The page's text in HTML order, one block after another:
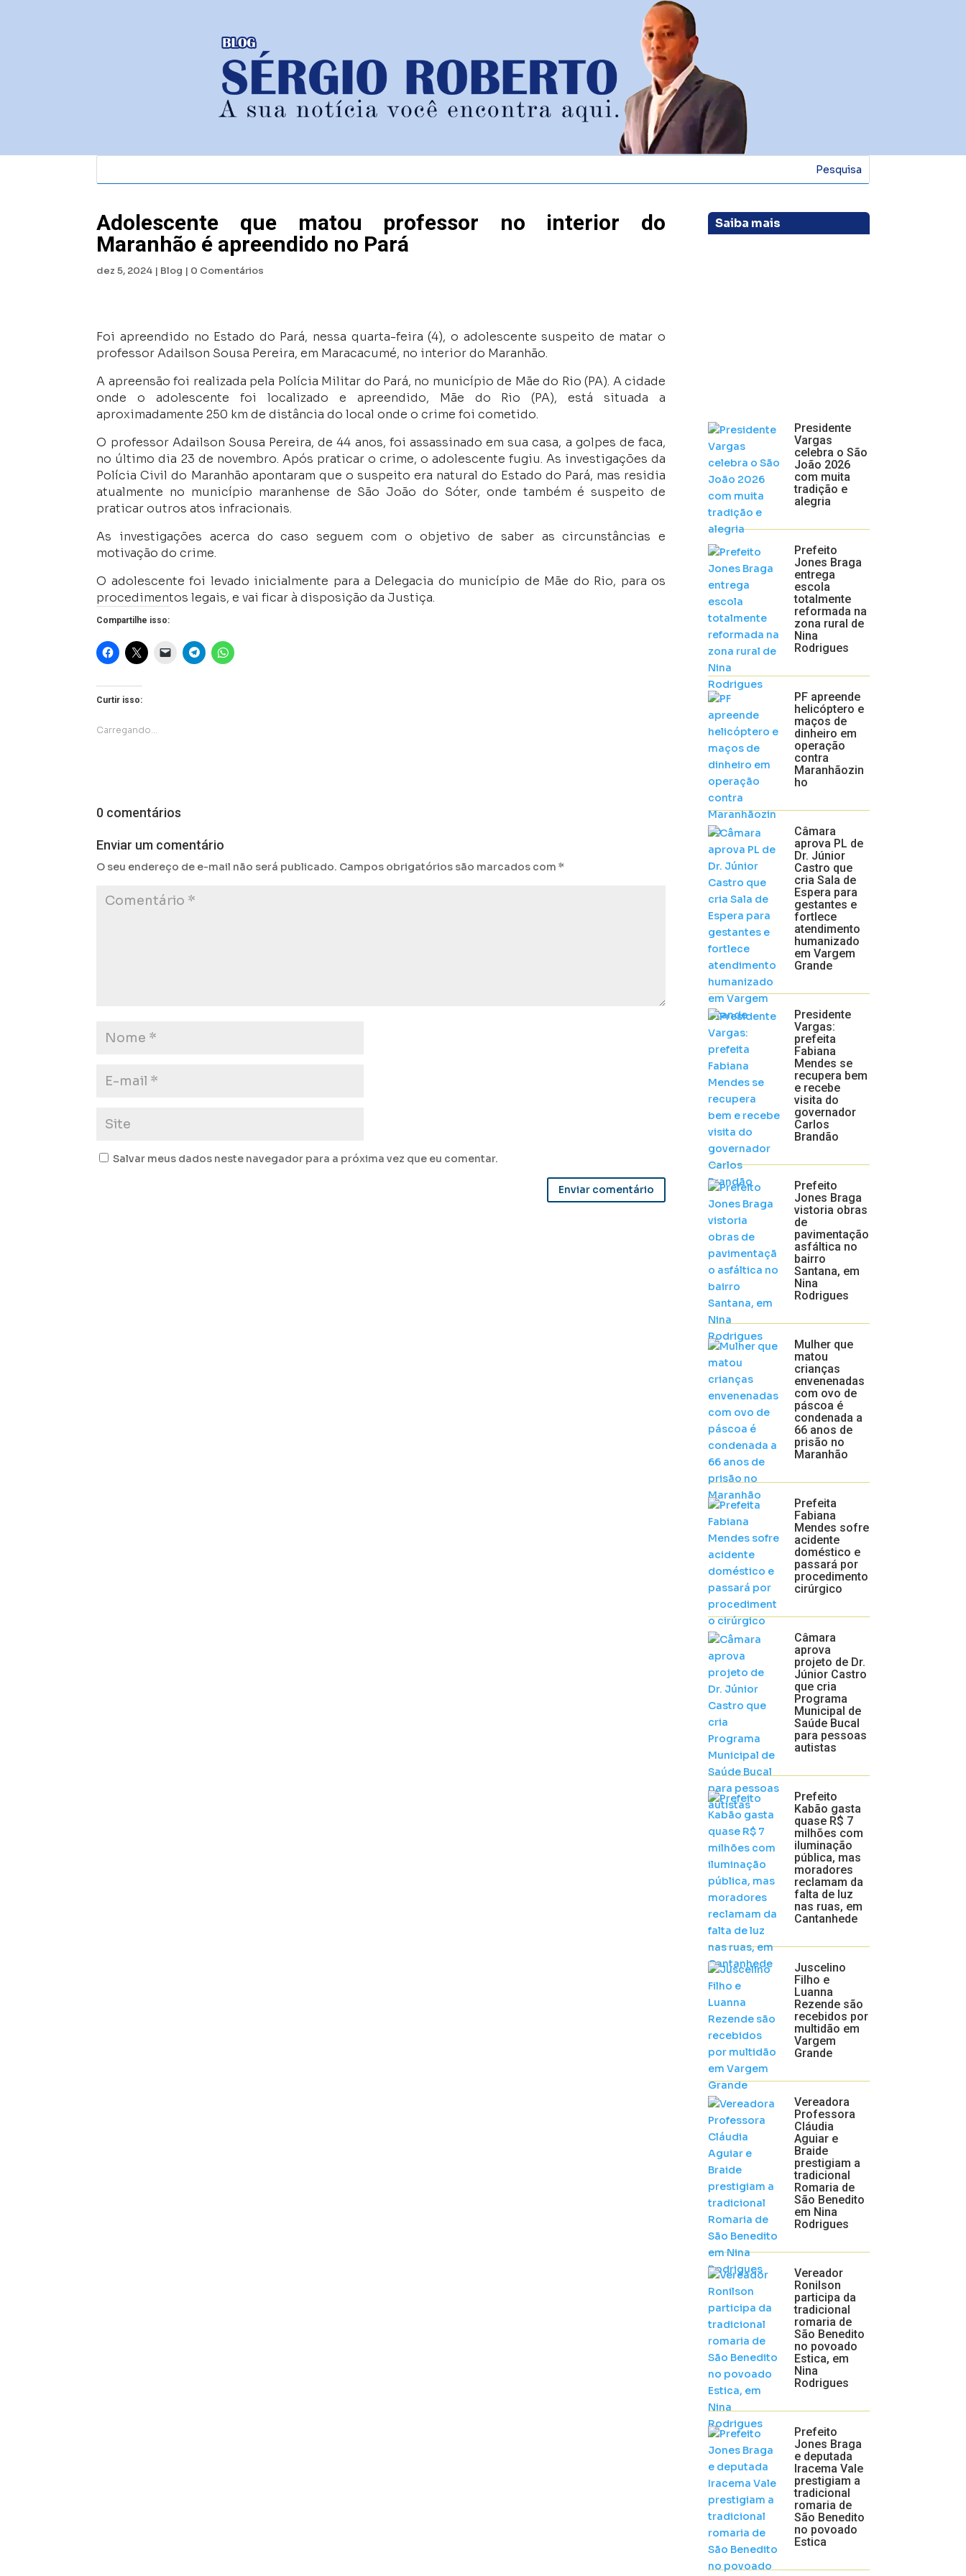
Adolescente que matou professor no interior do
Maranhão é apreendido no Pará
dez 5, 2024 | Blog | 0 Comentários
Foi apreendido no Estado do Pará, nessa quarta-feira (4), o adolescente suspeito de matar o
professor Adailson Sousa Pereira, em Maracacumé, no interior do Maranhão.
A apreensão foi realizada pela Polícia Militar do Pará, no município de Mãe do Rio (PA). A cidade
onde o adolescente foi localizado e apreendido, Mãe do Rio (PA), está situada a
aproximadamente 250 km de distância do local onde o crime foi cometido.
O professor Adailson Sousa Pereira, de 44 anos, foi assassinado em sua casa, a golpes de faca,
no último dia 23 de novembro. Após praticar o crime, o adolescente fugiu. As investigações da
Polícia Civil do Maranhão apontaram que o suspeito era natural do Estado do Pará, mas residia
atualmente no município maranhense de São João do Sóter, onde também é suspeito de
praticar outros atos infracionais.
As investigações acerca do caso seguem com o objetivo de saber as circunstâncias e
motivação do crime.
O adolescente foi levado inicialmente para a Delegacia do município de Mãe do Rio, para os
procedimentos legais, e vai ficar à disposição da Justiça.
Compartilhe isso:
Curtir isso:
Carregando...
0 comentários
Enviar um comentário
O seu endereço de e-mail não será publicado. Campos obrigatórios são marcados com*
Salvar meus dados neste navegador para a próxima vez que eu comentar.
Enviar comentário
Saiba mais
Presidente
Vargas
celebra o São
João 2026
com muita
tradição e
alegria
Prefeito
Jones Braga
entrega
escola
totalmente
reformada na
zona rural de
Nina
Rodrigues
PF apreende
helicóptero e
maços de
dinheiro em
operação
contra
Maranhãozin
ho
Câmara
aprova PL de
Dr. Júnior
Castro que
cria Sala de
Espera para
gestantes e
fortlece
atendimento
humanizado
em Vargem
Grande
Presidente
Vargas:
prefeita
Fabiana
Mendes se
recupera bem
e recebe
visita do
governador
Carlos
Brandão
Prefeito
Jones Braga
vistoria obras
de
pavimentação
asfáltica no
bairro
Santana, em
Nina
Rodrigues
Mulher que
matou
crianças
envenenadas
com ovo de
páscoa é
condenada a
66 anos de
prisão no
Maranhão
Prefeita
Fabiana
Mendes sofre
acidente
doméstico e
passará por
procedimento
cirúrgico
Câmara
aprova
projeto de Dr.
Júnior Castro
que cria
Programa
Municipal de
Saúde Bucal
para pessoas
autistas
Prefeito
Kabão gasta
quase R$ 7
milhões com
iluminação
pública, mas
moradores
reclamam da
falta de luz
nas ruas, em
Cantanhede
Juscelino
Filho e
Luanna
Rezende são
recebidos por
multidão em
Vargem
Grande
Vereadora
Professora
Cláudia
Aguiar e
Braide
prestigiam a
tradicional
Romaria de
São Benedito
em Nina
Rodrigues
Vereador
Ronilson
participa da
tradicional
romaria de
São Benedito
no povoado
Estica, em
Nina
Rodrigues
Prefeito
Jones Braga
e deputada
Iracema Vale
prestigiam a
tradicional
romaria de
São Benedito
no povoado
Estica